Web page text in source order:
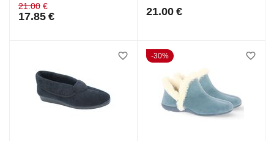
21.00 €
17.85 € 21.00 €
30%